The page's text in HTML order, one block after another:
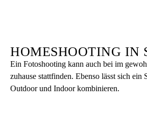
HOMESHOOTING IN
Ein Fotoshooting kann auch bei im
zuhause stattfinden. Ebenso lässt sich ein
Outdoor und Indoor kombinieren.